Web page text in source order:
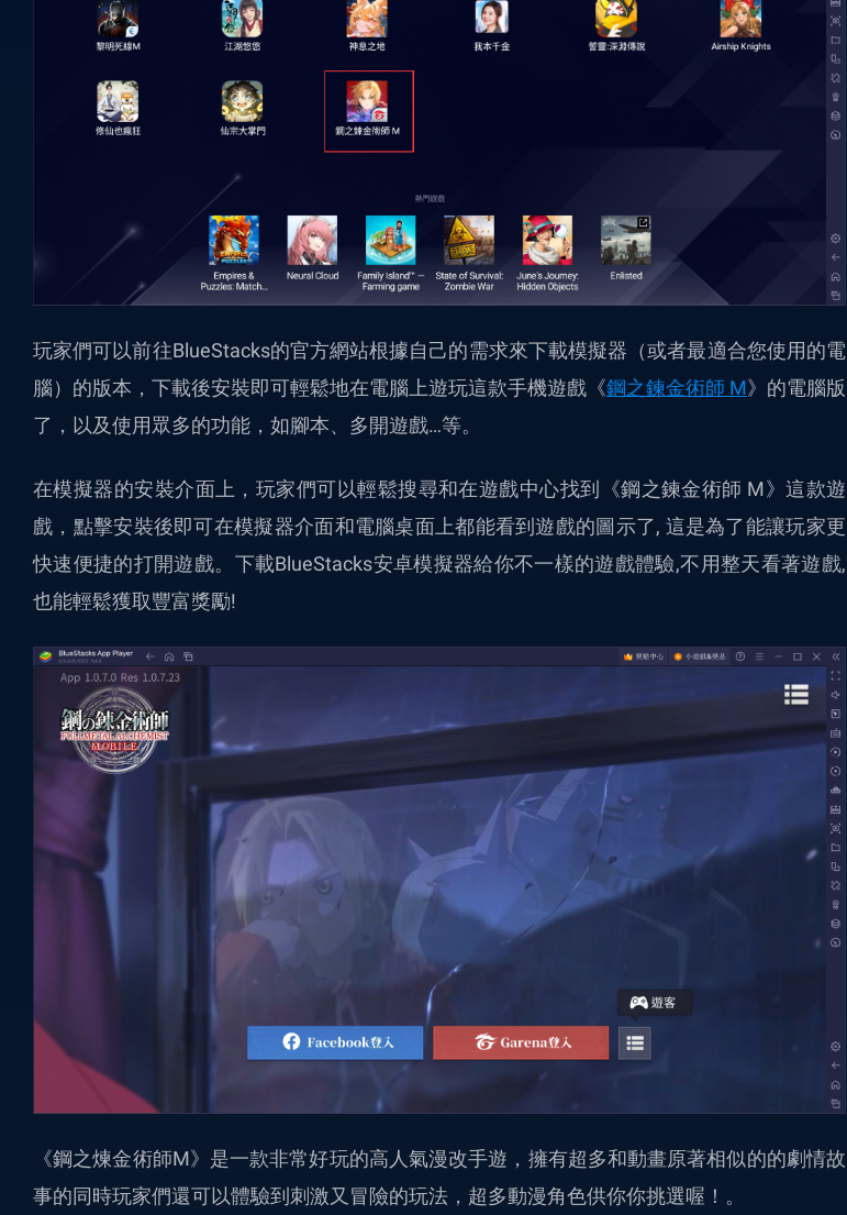
玩家們可以前往BlueStacks的官方網站根據自己的需求來下載模擬器（或者最適合您使用的電
腦）的版本，下載後安裝即可輕鬆地在電腦上遊玩這款手機遊戲《鋼之鍊金術師 M》的電腦版
了，以及使用眾多的功能，如腳本、多開遊戲…等。
在模擬器的安裝介面上，玩家們可以輕鬆搜尋和在遊戲中心找到《鋼之鍊金術師 M》這款遊
戲，點擊安裝後即可在模擬器介面和電腦桌面上都能看到遊戲的圖示了, 這是為了能讓玩家更
快速便捷的打開遊戲。下載BlueStacks安卓模擬器給你不一樣的遊戲體驗,不用整天看著遊戲,
也能輕鬆獲取豐富獎勵!
《鋼之煉金術師M》是一款非常好玩的高人氣漫改手遊，擁有超多和動畫原著相似的的劇情故
事的同時玩家們還可以體驗到刺激又冒險的玩法，超多動漫角色供你你挑選喔！。